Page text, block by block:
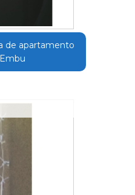
de apartamento